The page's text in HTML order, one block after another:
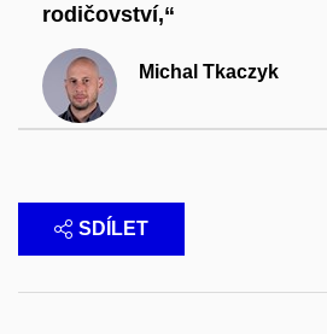
rodičovství,“
Michal Tkaczyk
SDÍLET